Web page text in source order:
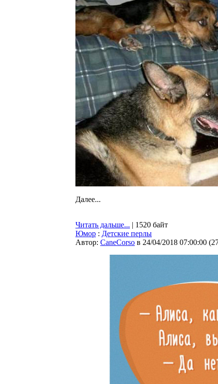
Далее...
Читать дальше... | 1520 байт
Юмор : Детские перлы
Автор: CaneCorso в 24/04/2018 07:00:00 (